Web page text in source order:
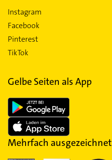
Instagram
Facebook
Pinterest
TikTok
Gelbe Seiten als App
Mehrfach ausgezeichnet